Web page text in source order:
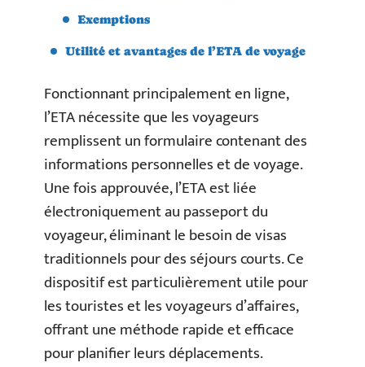
Exemptions
Utilité et avantages de l’ETA de voyage
Fonctionnant principalement en ligne,
l’ETA nécessite que les voyageurs
remplissent un formulaire contenant des
informations personnelles et de voyage.
Une fois approuvée, l’ETA est liée
électroniquement au passeport du
voyageur, éliminant le besoin de visas
traditionnels pour des séjours courts. Ce
dispositif est particulièrement utile pour
les touristes et les voyageurs d’affaires,
offrant une méthode rapide et efficace
pour planifier leurs déplacements.